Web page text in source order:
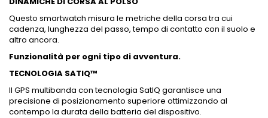
Questo smartwatch misura le metriche della corsa tra cui
cadenza, lunghezza del passo, tempo di contatto con il suolo e
altro ancora.
Funzionalità per ogni tipo di avventura.
TECNOLOGIA SATIQ™
Il GPS multibanda con tecnologia SatIQ garantisce una
precisione di posizionamento superiore ottimizzando al
contempo la durata della batteria del dispositivo.